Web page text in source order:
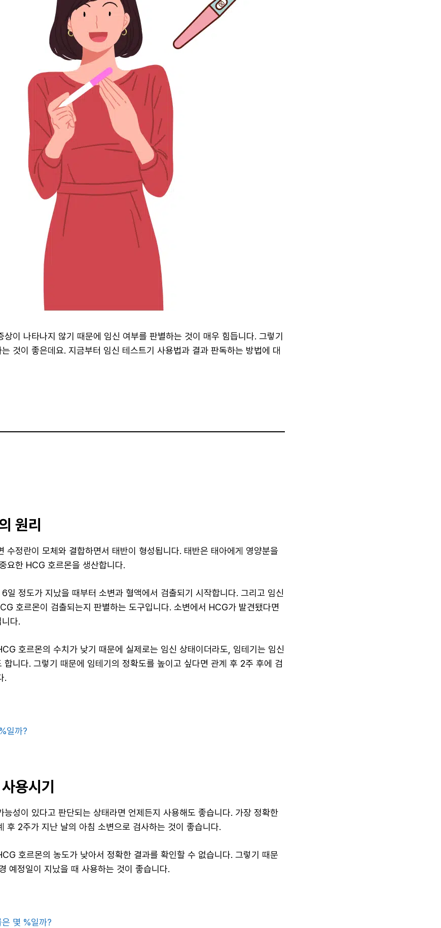
상이 나타나지 않기 때문에 임신 여부를 판별하는 것이 매우 힘듭니다. 그렇기
것이 좋은데요. 지금부터 임신 테스트기 사용법과 결과 판독하는 방법에 대
원리
수정란이 모체와 결합하면서 태반이 형성됩니다. 태반은 태아에게 영양분을
요한 HCG 호르몬을 생산합니다.
일 정도가 지났을 때부터 소변과 혈액에서 검출되기 시작합니다. 그리고 임신
호르몬이 검출되는지 판별하는 도구입니다. 소변에서 HCG가 발견됐다면
다.
호르몬의 수치가 낮기 때문에 실제로는 임신 상태이더라도, 임테기는 임신
합니다. 그렇기 때문에 임테기의 정확도를 높이고 싶다면 관계 후 2주 후에 검
.
일까?
용시기
능성이 있다고 판단되는 상태라면 언제든지 사용해도 좋습니다. 가장 정확한
후 2주가 지난 날의 아침 소변으로 검사하는 것이 좋습니다.
호르몬의 농도가 낮아서 정확한 결과를 확인할 수 없습니다. 그렇기 때문
예정일이 지났을 때 사용하는 것이 좋습니다.
몇 %일까?